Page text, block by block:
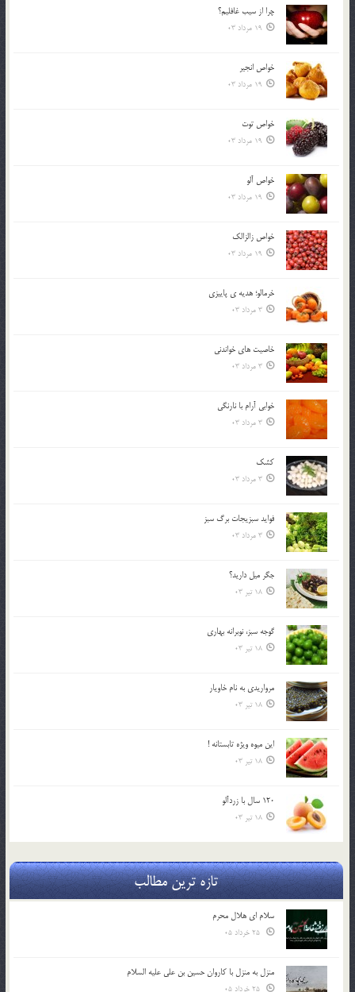
چرا از سيب غافليم؟
19 مرداد 03
خواص انجير
19 مرداد 03
خواص توت
19 مرداد 03
خواص آلو
19 مرداد 03
خواص زالزالک
19 مرداد 03
خرمالو؛ هديه ي پاييزي
3 مرداد 03
خاصيت هاي خواندني
3 مرداد 03
خوابي آرام با نارنگي
3 مرداد 03
کشک
3 مرداد 03
فوايد سبزيجات برگ سبز
3 مرداد 03
جگر ميل داريد؟
18 تیر 03
گوجه سبز، نوبرانه بهاري
18 تیر 03
مرواريدي به نام خاويار
18 تیر 03
اين ميوه ويژه تابستانه !
18 تیر 03
120 سال با زردآلو
18 تیر 03
تازه ترین مطالب
سلام ای هلال محرم
منزل به منزل با کاروان حسین بن علی علیه السلام